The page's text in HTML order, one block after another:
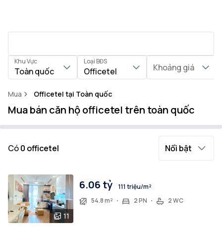
Khu Vực
Toàn quốc
Loại BĐS
Officetel Khoảng giá
Mua Officetel tại Toàn quốc
Mua bán căn hộ officetel trên toàn quốc
Có0 officetel Nổi bật
11
6.06 tỷ
111 triệu/m²
54.8 m²
2 PN 2 WC